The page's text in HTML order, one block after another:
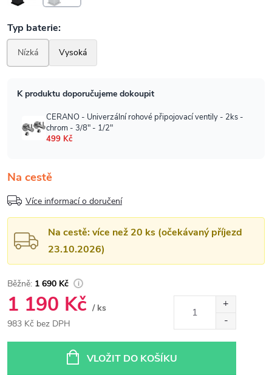
Na cestě
Více informací o doručení
Na cestě: více než 20 ks (očekávaný příjezd
23.10.2026)
1 690 Kč
1 190 Kč / ks
983 Kč bez DPH
VLOŽIT DO KOŠÍKU